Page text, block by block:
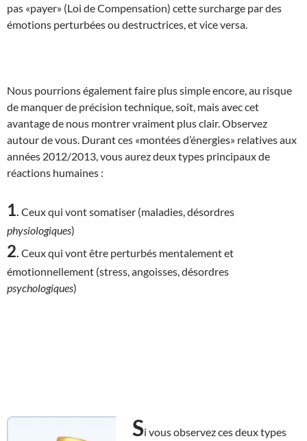
pas «payer» (Loi de Compensation) cette surcharge par des
émotions perturbées ou destructrices, et vice versa.
Nous pourrions également faire plus simple encore, au risque
de manquer de précision technique, soit, mais avec cet
avantage de nous montrer vraiment plus clair. Observez
autour de vous. Durant ces «montées d’énergies» relatives aux
années 2012/2013, vous aurez deux types principaux de
réactions humaines :
1 Ceux qui vont somatiser (maladies, désordres
physiologiques)
2 Ceux qui vont être perturbés mentalement et
émotionnellement (stress, angoisses, désordres
psychologiques)
Si vous observez ces deux types